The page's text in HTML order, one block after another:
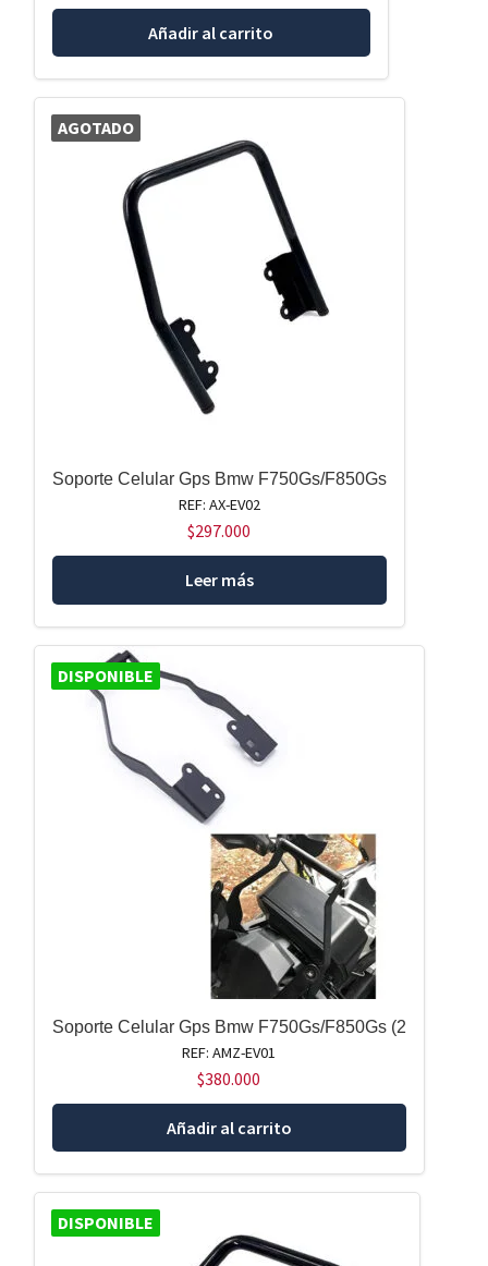
Añadir al carrito
AGOTADO
Soporte Celular Gps Bmw F750Gs/F850Gs
REF: AX-EV02
$297.000
Leer más
DISPONIBLE
Soporte Celular Gps Bmw F750Gs/F850Gs (2
REF: AMZ-EV01
$380.000
Añadir al carrito
DISPONIBLE